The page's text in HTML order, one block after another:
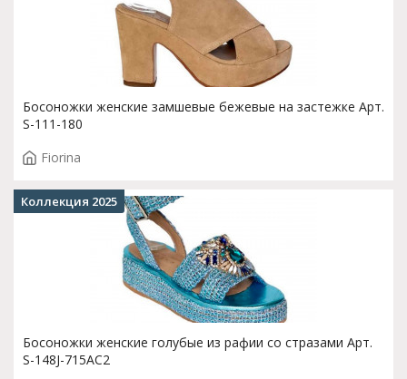
Босоножки женские замшевые бежевые на застежке Арт.
S-111-180
Fiorina
Босоножки женские голубые из рафии со стразами Арт.
S-148J-715AC2
Коллекция 2025